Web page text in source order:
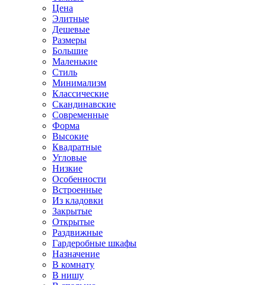
Цена
Элитные
Дешевые
Размеры
Большие
Маленькие
Стиль
Минимализм
Классические
Скандинавские
Современные
Форма
Высокие
Квадратные
Угловые
Низкие
Особенности
Встроенные
Из кладовки
Закрытые
Открытые
Раздвижные
Гардеробные шкафы
Назначение
В комнату
В нишу